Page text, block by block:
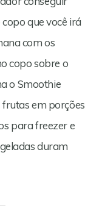
que você irá
com os
copo sobre o
o Smoothie
frutas em porções
para freezer e
duram